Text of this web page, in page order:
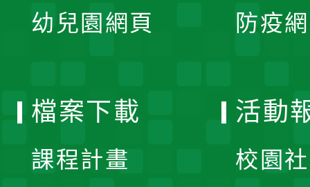
幼兒園網頁 防疫
檔案下載
課程計畫
活動
校園